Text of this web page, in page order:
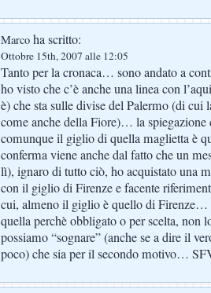
Marco ha scritto:
Ottobre 15th, 2007 alle 12:05
Tanto per la cronaca… sono andato a
ho visto che c’è anche una linea con
è) che sta sulle divise del Palermo (di cui
come anche della Fiore)… la spiegazione
comunque il giglio di quella maglietta è
conferma viene anche dal fatto che un
lì), ignaro di tutto ciò, ho acquistato una
con il giglio di Firenze e facente
cui, almeno il giglio è quello di Firenze…
quella perchè obbligato o per scelta, non
possiamo “sognare” (anche se a dire il
poco) che sia per il secondo motivo…